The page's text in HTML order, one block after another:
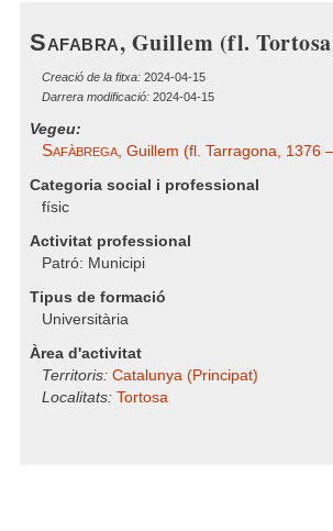
Safabra, Guillem (fl.
Creació de la fitxa: 2024-04-15
Darrera modificació: 2024-04-15
Vegeu:
Safàbrega, Guillem (fl. Tarragona, 1376
Categoria social i professional
físic
Activitat professional
Patró: Municipi
Tipus de formació
Universitària
Àrea d'activitat
Territoris: Catalunya (Principat)
Localitats: Tortosa